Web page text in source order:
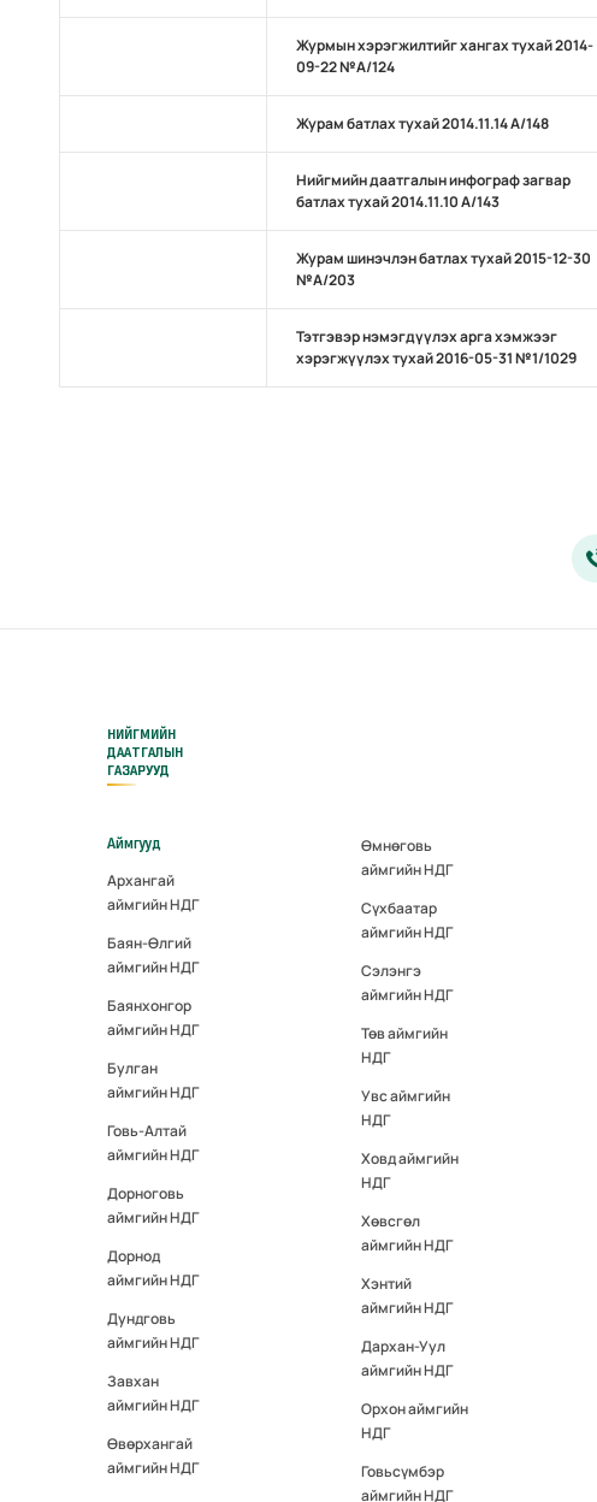
Журмын хэрэгжилтийг хангах тухай 2014-
09-22 №А/124
Журам батлах тухай 2014.11.14 А/148
Нийгмийн даатгалын инфограф загвар
батлах тухай 2014.11.10 А/143
Журам шинэчлэн батлах тухай 2015-12-30
№А/203
Тэтгэвэр нэмэгдүүлэх арга хэмжээг
хэрэгжүүлэх тухай 2016-05-31 №1/1029
НИЙГМИЙН
ДААТГАЛЫН
ГАЗАРУУД
Аймгууд
Архангай
аймгийн НДГ
Баян-Өлгий
аймгийн НДГ
Баянхонгор
аймгийн НДГ
Булган
аймгийн НДГ
Говь-Алтай
аймгийн НДГ
Дорноговь
аймгийн НДГ
Дорнод
аймгийн НДГ
Дундговь
аймгийн НДГ
Завхан
аймгийн НДГ
Өвөрхангай
аймгийн НДГ
Өмнөговь
аймгийн НДГ
Сүхбаатар
аймгийн НДГ
Сэлэнгэ
аймгийн НДГ
Төв аймгийн
НДГ
Увс аймгийн
НДГ
Ховд аймгийн
НДГ
Хөвсгөл
аймгийн НДГ
Хэнтий
аймгийн НДГ
Дархан-Уул
аймгийн НДГ
Орхон аймгийн
НДГ
Говьсүмбэр
аймгийн НДГ